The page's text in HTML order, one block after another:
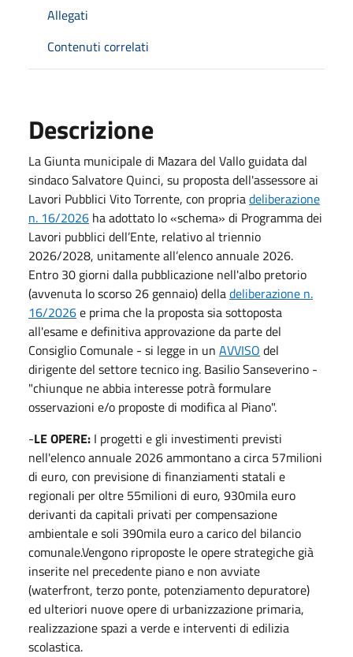
Allegati
Contenuti correlati
Descrizione
La Giunta municipale di Mazara del Vallo guidata dal
sindaco Salvatore Quinci, su proposta dell'assessore ai
Lavori Pubblici Vito Torrente, con propriadeliberazione
n. 16/2026 ha adottato lo «schema» di Programma dei
Lavori pubblici dell’Ente, relativo al triennio
2026/2028, unitamente all’elenco annuale 2026.
Entro 30 giorni dalla pubblicazione nell'albo pretorio
(avvenuta lo scorso 26 gennaio) delladeliberazione n.
16/2026e prima che la proposta sia sottoposta
all'esame e definitiva approvazione da parte del
Consiglio Comunale - si legge in un AVVISO del
dirigente del settore tecnico ing. Basilio Sanseverino -
"chiunque ne abbia interesse potrà formulare
osservazioni e/o proposte di modifica al Piano".
-LE OPERE: I progetti e gli investimenti previsti
nell'elenco annuale 2026 ammontano a circa 57milioni
di euro, con previsione di finanziamenti statali e
regionali per oltre 55milioni di euro, 930mila euro
derivanti da capitali privati per compensazione
ambientale e soli 390mila euro a carico del bilancio
comunale.Vengono riproposte le opere strategiche già
inserite nel precedente piano e non avviate
(waterfront, terzo ponte, potenziamento depuratore)
ed ulteriori nuove opere di urbanizzazione primaria,
realizzazione spazi a verde e interventi di edilizia
scolastica.